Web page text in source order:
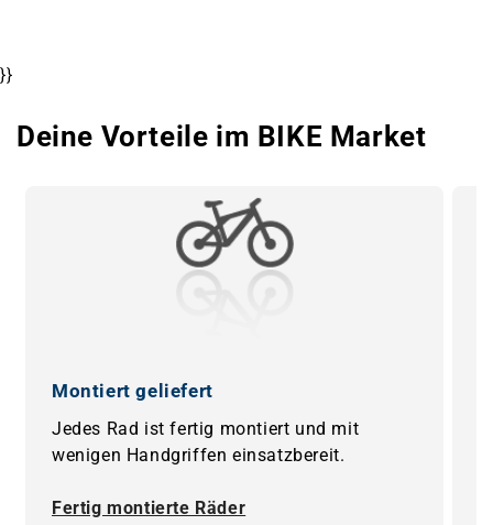
}}
Deine Vorteile im BIKE Market
Montiert geliefert
Jedes Rad ist fertig montiert und mit
wenigen Handgriffen einsatzbereit.
Fertig montierte Räder